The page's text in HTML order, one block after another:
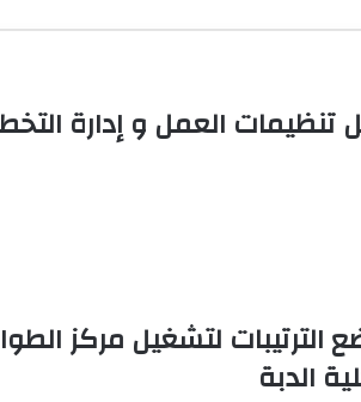
العمل و إدارة
الترتيبات لتشغيل مركز
الدبة